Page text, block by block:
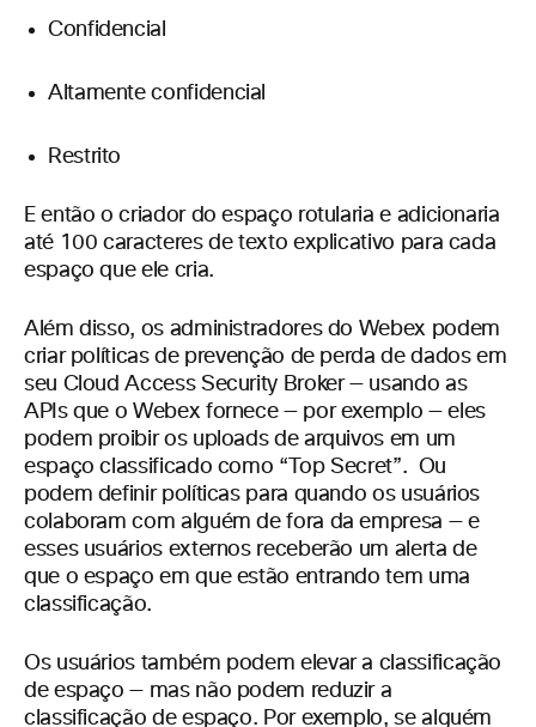
Confidencial
Altamente confidencial
Restrito
E então o criador do espaço rotularia e adicionaria
até 100 caracteres de texto explicativo para cada
espaço que ele cria.
Além disso, os administradores do Webex podem
criar políticas de prevenção de perda de dados em
seu Cloud Access Security Broker — usando as
APIs que o Webex fornece — por exemplo — eles
podem proibir os uploads de arquivos em um
espaço classificado como “Top Secret”. Ou
podem definir políticas para quando os usuários
colaboram com alguém de fora da empresa — e
esses usuários externos receberão um alerta de
que o espaço em que estão entrando tem uma
classificação.
Os usuários também podem elevar a classificação
de espaço — mas não podem reduzir a
classificação de espaço. Por exemplo, se alguém